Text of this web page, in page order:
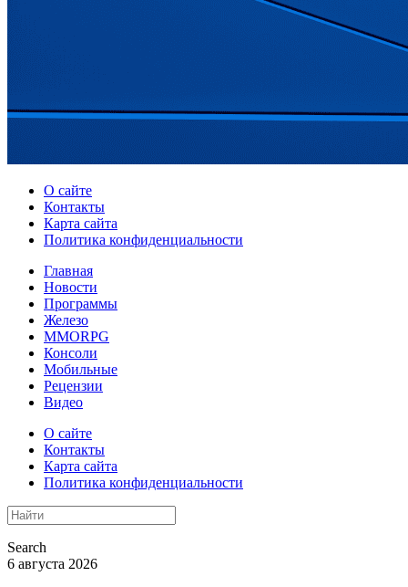
О сайте
Контакты
Карта сайта
Политика конфиденциальности
Главная
Новости
Программы
Железо
MMORPG
Консоли
Мобильные
Рецензии
Видео
О сайте
Контакты
Карта сайта
Политика конфиденциальности
Search
6 августа 2026